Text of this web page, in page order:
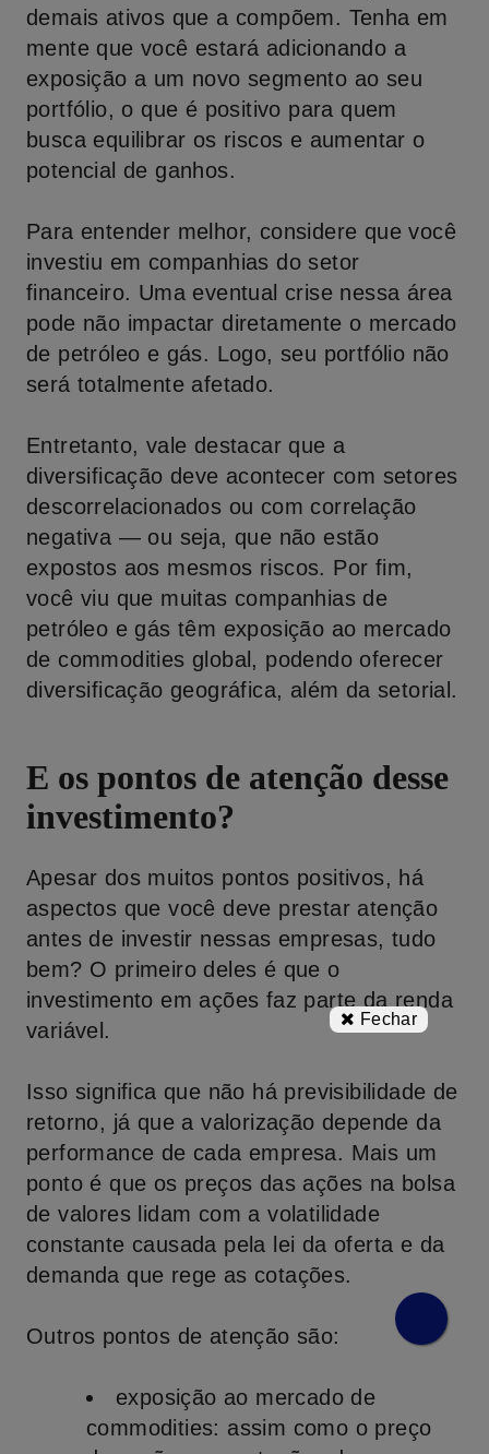
demais ativos que a compõem. Tenha em
mente que você estará adicionando a
exposição a um novo segmento ao seu
portfólio, o que é positivo para quem
busca equilibrar os riscos e aumentar o
potencial de ganhos.
Para entender melhor, considere que você
investiu em companhias do setor
financeiro. Uma eventual crise nessa área
pode não impactar diretamente o mercado
de petróleo e gás. Logo, seu portfólio não
será totalmente afetado.
Entretanto, vale destacar que a
diversificação deve acontecer com setores
descorrelacionados ou com correlação
negativa — ou seja, que não estão
expostos aos mesmos riscos. Por fim,
você viu que muitas companhias de
petróleo e gás têm exposição ao mercado
de commodities global, podendo oferecer
diversificação geográfica, além da setorial.
E os pontos de atenção desse
investimento?
Apesar dos muitos pontos positivos, há
aspectos que você deve prestar atenção
antes de investir nessas empresas, tudo
bem? O primeiro deles é que o
investimento em ações faz parte da renda
variável.
Isso significa que não há previsibilidade de
retorno, já que a valorização depende da
performance de cada empresa. Mais um
ponto é que os preços das ações na bolsa
de valores lidam com a volatilidade
constante causada pela lei da oferta e da
demanda que rege as cotações.
Outros pontos de atenção são:
exposição ao mercado de
commodities: assim como o preço
Fechar